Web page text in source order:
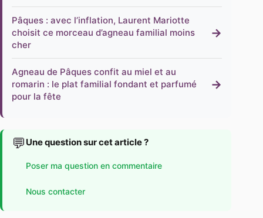
Pâques : avec l’inflation, Laurent Mariotte
choisit ce morceau d’agneau familial moins
cher
→
Agneau de Pâques confit au miel et au
romarin : le plat familial fondant et parfumé
pour la fête
→
💬 Une question sur cet article ?
Poser ma question en commentaire
Nous contacter